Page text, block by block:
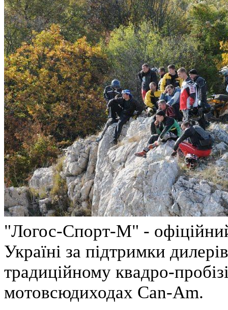
"Логос-Спорт-М" -
Україні за підтримки
традиційному квадро-
мотовсюдиходах Can-Am.